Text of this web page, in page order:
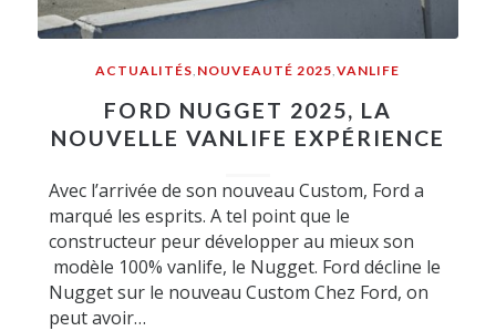
ACTUALITÉS NOUVEAUTÉ 2025 ,VANLIFE
FORD NUGGET 2025, LA
NOUVELLE VANLIFE EXPÉRIENCE
Avec l’arrivée de son nouveau Custom, Ford a
marqué les esprits. A tel point que le
constructeur peur développer au mieux son
modèle 100% vanlife, le Nugget. Ford décline le
Nugget sur le nouveau Custom Chez Ford, on
peut avoir…